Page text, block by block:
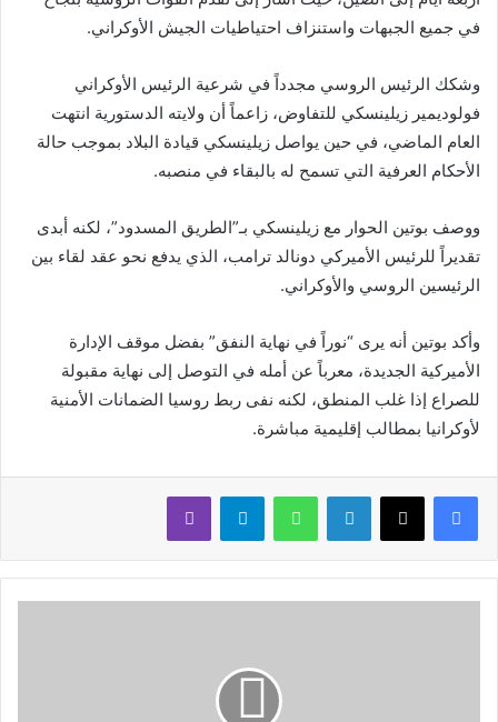
في جميع الجبهات واستنزاف احتياطيات الجيش الأوكراني.
وشكك الرئيس الروسي مجدداً في شرعية الرئيس الأوكراني
فولوديمير زيلينسكي للتفاوض، زاعماً أن ولايته الدستورية انتهت
العام الماضي، في حين يواصل زيلينسكي قيادة البلاد بموجب حالة
الأحكام العرفية التي تسمح له بالبقاء في منصبه.
ووصف بوتين الحوار مع زيلينسكي بـ”الطريق المسدود”، لكنه أبدى
تقديراً للرئيس الأميركي دونالد ترامب، الذي يدفع نحو عقد لقاء بين
الرئيسين الروسي والأوكراني.
وأكد بوتين أنه يرى “نوراً في نهاية النفق” بفضل موقف الإدارة
الأميركية الجديدة، معرباً عن أمله في التوصل إلى نهاية مقبولة
للصراع إذا غلب المنطق، لكنه نفى ربط روسيا الضمانات الأمنية
لأوكرانيا بمطالب إقليمية مباشرة.
لينكدإن واتساب تيلقرام ڤايبر